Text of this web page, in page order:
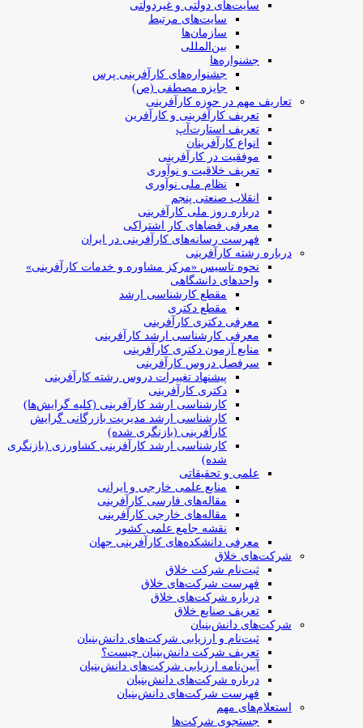
سایت‌های دولتی و غیردولتی
سایت‌های مرتبط
سازمان‌ها
بین‌المللی
جشنواره‌ها
جشنواره‌های کارآفرینی‌ پرس
جایزه مصطفی (ص)
تعاریف مهم در حوزه کارآفرینی
تعریف کارآفرینی و کارآفرین
تعریف استارت‌آپ
انواع کارآفرینان
موفقیت در کارآفرینی
تعریف خلاقیت و نوآوری
نظام ملی نوآوری
انقلاب صنعتی پنجم
درباره روز ملی کارآفرینی
معرفی فضاهای کار اشتراکی
فهرست رسانه‌های کارآفرینی در ایران
درباره رشته کارآفرینی
نحوه تاسیس «مرکز مشاوره و خدمات کارآفرینی»
واحدهای دانشگاهی
مقطع کارشناسی ارشد
مقطع دکتری
معرفی دکتری کارآفرینی
معرفی کارشناسی ارشد کارآفرینی
منابع آزمون دکتری کارآفرینی
سرفصل دروس کارآفرینی
پیشنهاد تغییرات دروس رشته کارآفرینی
دکتری کارآفرینی
کارشناسی ارشد کارآفرینی (کلیه گرایش‌ها)
کارشناسی ارشد مدیریت بازرگانی گرایش
کارآفرینی (بازنگری شده)
کارشناسی ارشد کارآفرینی کشاورزی (بازنگری
شده)
علمی و تحقیقاتی
منابع علمی خارجی و ایرانی
مقاله‌های فارسی کارآفرینی
مقاله‌های خارجی کارآفرینی
نقشه جامع علمی کشور
معرفی دانشکده‌های کارآفرینی جهان
شرکت‌های خلاق
ثبت‌نام شرکت خلاق
فهرست شرکت‌های خلاق
درباره شرکت‌های خلاق
تعریف صنایع خلاق
شرکت‌های دانش‌بنیان
ثبت‌نام و ارزیابی شرکت‌های دانش‌بنیان
تعریف شرکت دانش‌بنیان چیست؟
آیین‌نامه ارزیابی شرکت‌های دانش‌بنیان
درباره شرکت‌های دانش‌بنیان
فهرست شرکت‌های دانش‌بنیان
استعلام‌های مهم
جستجوی شرکت‌ها